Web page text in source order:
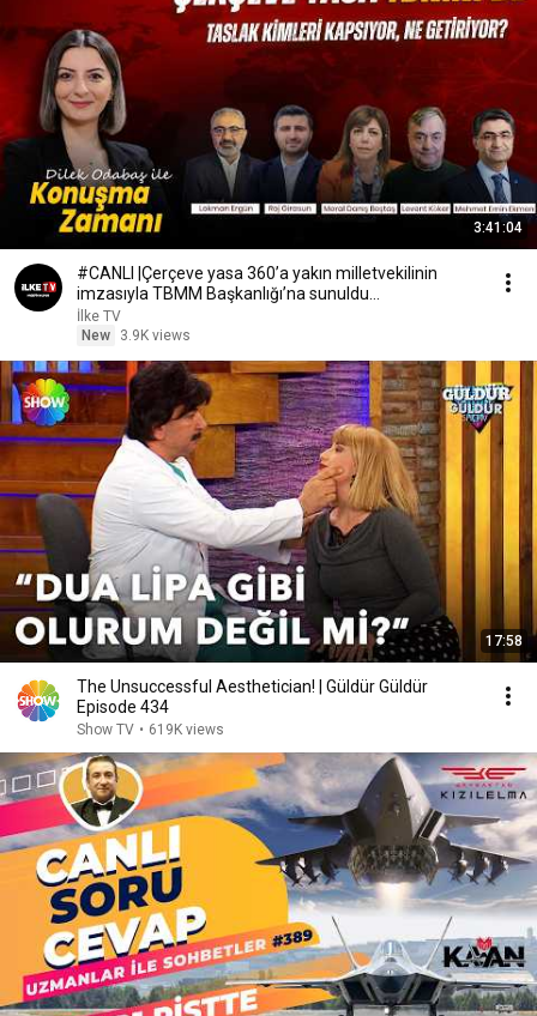
3:41:04
#CANLI |Çerçeve yasa 360’a yakın milletvekilinin
imzasıyla TBMM Başkanlığı’na sunuldu
#KonuşmaZamanı
İlke TV
New
3.9K views
17:58
The Unsuccessful Aesthetician! | Güldür Güldür
Episode 434
Show TV • 619K views